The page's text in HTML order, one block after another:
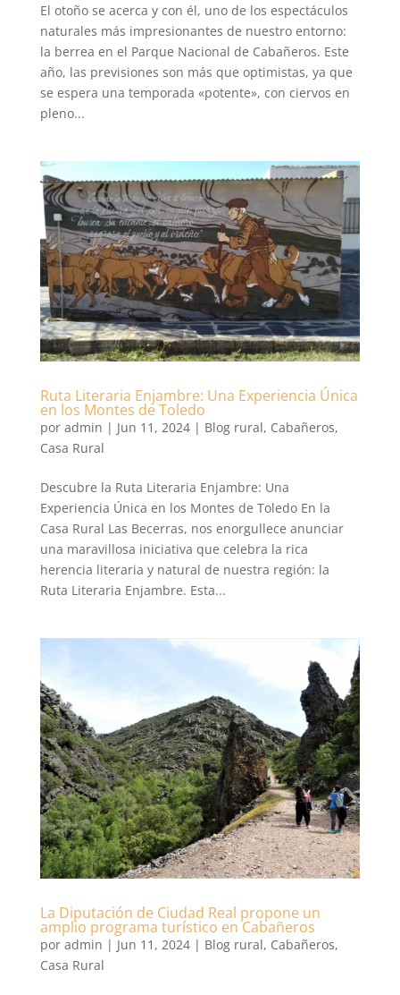
El otoño se acerca y con él, uno de los espectáculos
naturales más impresionantes de nuestro entorno:
la berrea en el Parque Nacional de Cabañeros. Este
año, las previsiones son más que optimistas, ya que
se espera una temporada «potente», con ciervos en
pleno...
Ruta Literaria Enjambre: Una Experiencia Única
en los Montes de Toledo
por admin | Jun 11, 2024| Blog rural, Cabañeros,
Casa Rural
Descubre la Ruta Literaria Enjambre: Una
Experiencia Única en los Montes de Toledo En la
Casa Rural Las Becerras, nos enorgullece anunciar
una maravillosa iniciativa que celebra la rica
herencia literaria y natural de nuestra región: la
Ruta Literaria Enjambre. Esta...
La Diputación de Ciudad Real propone un
amplio programa turístico en Cabañeros
por admin | Jun 11, 2024| Blog rural, Cabañeros,
Casa Rural